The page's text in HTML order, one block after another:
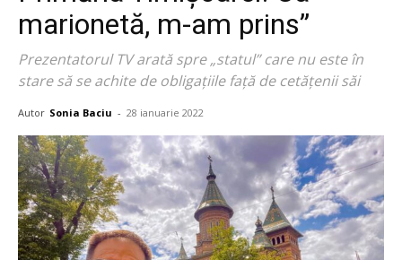
Investigații
marionetă, m-am prins”
Prezentatorul TV arată spre „statul” care nu este în
stare să se achite de obligațiile față de cetățenii săi
Autor Sonia Baciu - 28 ianuarie 2022